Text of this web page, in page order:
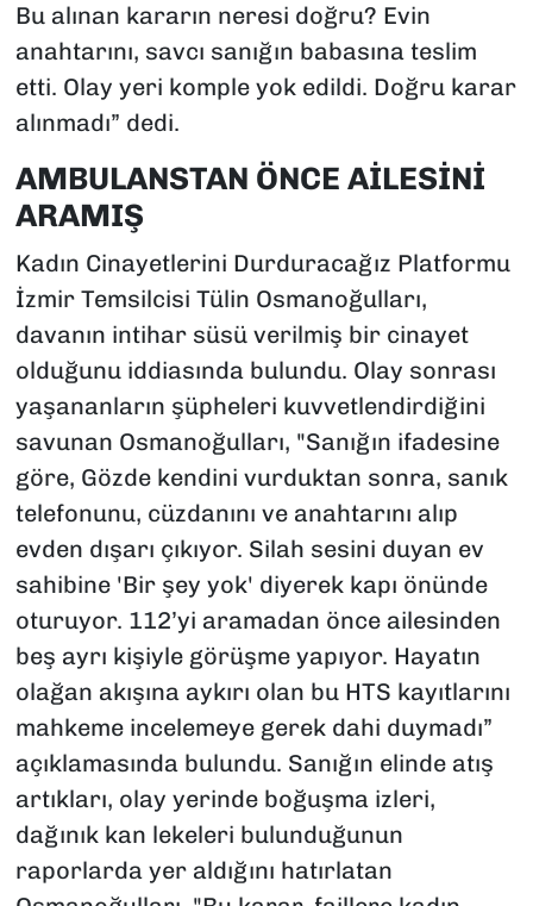
Bu alınan kararın neresi doğru? Evin
anahtarını, savcı sanığın babasına teslim
etti. Olay yeri komple yok edildi. Doğru karar
alınmadı” dedi.
AMBULANSTAN ÖNCE AİLESİNİ
ARAMIŞ
Kadın Cinayetlerini Durduracağız Platformu
İzmir Temsilcisi Tülin Osmanoğulları,
davanın intihar süsü verilmiş bir cinayet
olduğunu iddiasında bulundu. Olay sonrası
yaşananların şüpheleri kuvvetlendirdiğini
savunan Osmanoğulları, "Sanığın ifadesine
göre, Gözde kendini vurduktan sonra, sanık
telefonunu, cüzdanını ve anahtarını alıp
evden dışarı çıkıyor. Silah sesini duyan ev
sahibine 'Bir şey yok' diyerek kapı önünde
oturuyor. 112’yi aramadan önce ailesinden
beş ayrı kişiyle görüşme yapıyor. Hayatın
olağan akışına aykırı olan bu HTS kayıtlarını
mahkeme incelemeye gerek dahi duymadı”
açıklamasında bulundu. Sanığın elinde atış
artıkları, olay yerinde boğuşma izleri,
dağınık kan lekeleri bulunduğunun
raporlarda yer aldığını hatırlatan